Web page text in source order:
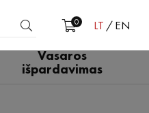
0 LT EN
Vasaros
išpardavimas